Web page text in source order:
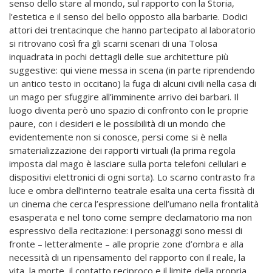
senso dello stare al mondo, sul rapporto con la Storia,
l’estetica e il senso del bello opposto alla barbarie. Dodici
attori dei trentacinque che hanno partecipato al laboratorio
si ritrovano così fra gli scarni scenari di una Tolosa
inquadrata in pochi dettagli delle sue architetture più
suggestive: qui viene messa in scena (in parte riprendendo
un antico testo in occitano) la fuga di alcuni civili nella casa di
un mago per sfuggire all’imminente arrivo dei barbari. Il
luogo diventa però uno spazio di confronto con le proprie
paure, con i desideri e le possibilità di un mondo che
evidentemente non si conosce, persi come si è nella
smaterializzazione dei rapporti virtuali (la prima regola
imposta dal mago è lasciare sulla porta telefoni cellulari e
dispositivi elettronici di ogni sorta). Lo scarno contrasto fra
luce e ombra dell’interno teatrale esalta una certa fissità di
un cinema che cerca l’espressione dell’umano nella frontalità
esasperata e nel tono come sempre declamatorio ma non
espressivo della recitazione: i personaggi sono messi di
fronte – letteralmente – alle proprie zone d’ombra e alla
necessità di un ripensamento del rapporto con il reale, la
vita, la morte, il contatto reciproco e il limite della propria